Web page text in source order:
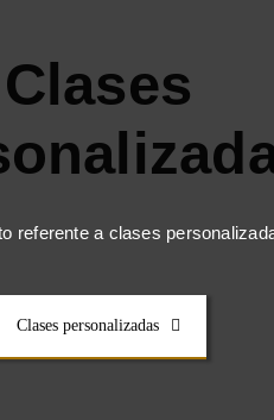
Clases
referente a clases
Clases personalizadas